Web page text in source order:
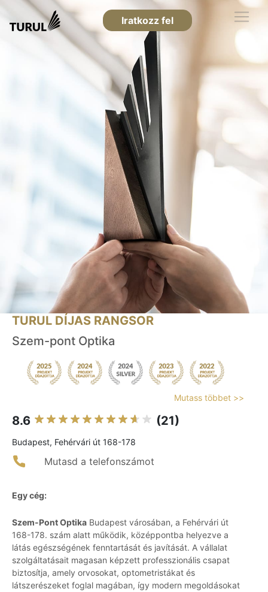
Iratkozz fel
TURUL DÍJAS RANGSOR
Szem-pont Optika
Mutass többet >>
8.6 (21)
Budapest, Fehérvári út 168-178
Mutasd a telefonszámot
Egy cég:
Szem-Pont Optika Budapest városában, a Fehérvári út
168-178. szám alatt működik, középpontba helyezve a
látás egészségének fenntartását és javítását. A vállalat
szolgáltatásait magasan képzett professzionális csapat
biztosítja, amely orvosokat, optometristákat és
látszerészeket foglal magában, így modern megoldásokat